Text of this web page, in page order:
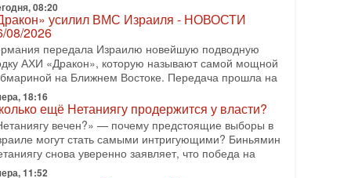
07-2026, 15:18
готовит покушение на Нетаниягу! Трамп не
эскалации, но КСИР готовит взрыв!
телеканала ITON-TV СЕРГЕЙ МИГДАЛЬ,
по вопросам безопасности, офицер запаса
управления полиции Израиля, автор
07-2026, 09:02
за разоружение ХАМАСа - НОВОСТИ
07/2026
президент США Дональд Трамп заявил о
исторического соглашения о полном
08:20
усилил ВМС Израиля - НОВОСТИ
08/2026
передала Израилю новейшую подводную
АХИ «Дракон», которую называют самой мощной
на Ближнем Востоке. Передача прошла на
18:16
ещё Нетаниягу продержится у власти?
вечен?» — почему предстоящие выборы в
могут стать самыми интригующими? Биньямин
снова уверенно заявляет, что победа на
11:52